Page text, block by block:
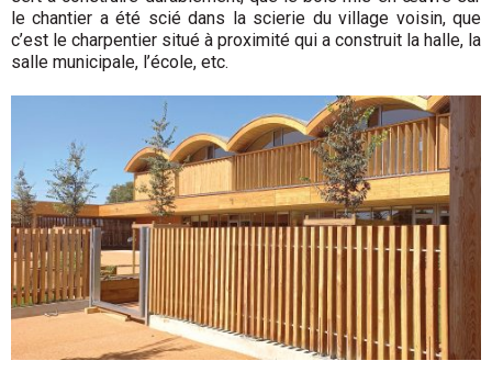
le chantier a été scié dans la scierie du village voisin, que
c’est le charpentier situé à proximité qui a construit la halle, la
salle municipale, l’école, etc.